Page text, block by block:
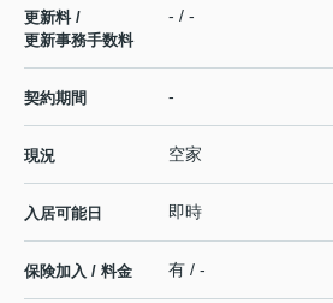
更新料 /
更新事務手数料
- / -
契約期間 -
現況 空家
入居可能日 即時
保険加入 / 料金 有 / -